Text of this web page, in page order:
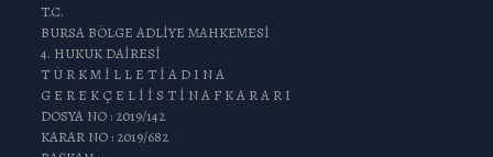
T.C.
BURSA BÖLGE ADLİYE MAHKEMESİ
4. HUKUK DAİRESİ
T Ü R K M İ L L E T İ A D I N A
G E R E K Ç E L İ İ S T İ N A F K A R A R I
DOSYA NO : 2019/142
KARAR NO : 2019/682